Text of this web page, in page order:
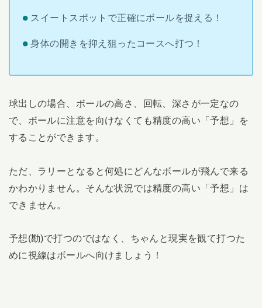
スイートスポットで正確にボールを捉える！
身体の開きを抑え狙ったコースへ打つ！
球出しの場合、ボールの高さ、回転、深さが一定なの
で、ボールに注意を向けなくても精度の高い「予想」を
することができます。
ただ、ラリーとなると何処にどんなボールが飛んで来る
かわかりません。そんな状況では精度の高い「予想」は
できません。
予想(勘)で打つのではなく、ちゃんと現実を観て打つた
めに視線はボールへ向けましょう！